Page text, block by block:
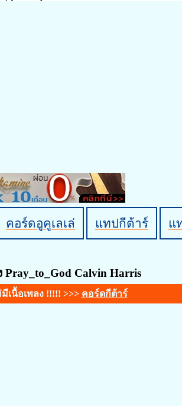
คอร์ดอูคูเลเล่ แทปกีต้าร์ แ
Pray_to_God Calvin Harris
เนื้อเพลง !!!!! >>> คอร์ดกีต้าร์